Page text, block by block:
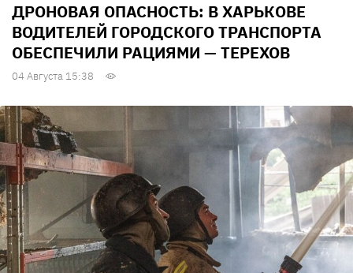
ДРОНОВАЯ ОПАСНОСТЬ: В ХАРЬКОВЕ
ВОДИТЕЛЕЙ ГОРОДСКОГО ТРАНСПОРТА
ОБЕСПЕЧИЛИ РАЦИЯМИ — ТЕРЕХОВ
04 Августа 15:38